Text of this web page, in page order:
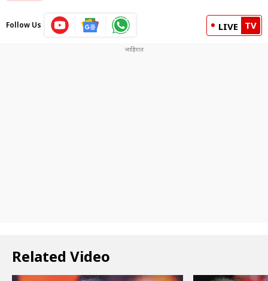
Follow Us LIVE TV
Related Video